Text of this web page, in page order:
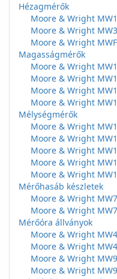
Hézagmérők
Moore & Wright
Moore & Wright
Moore & Wright
Magasságmérők
Moore & Wright
Moore & Wright
Moore & Wright
Moore & Wright
Mélységmérők
Moore & Wright
Moore & Wright
Moore & Wright
Moore & Wright
Moore & Wright
Mérőhasáb készletek
Moore & Wright
Moore & Wright
Mérőóra állványok
Moore & Wright
Moore & Wright
Moore & Wright
Moore & Wright